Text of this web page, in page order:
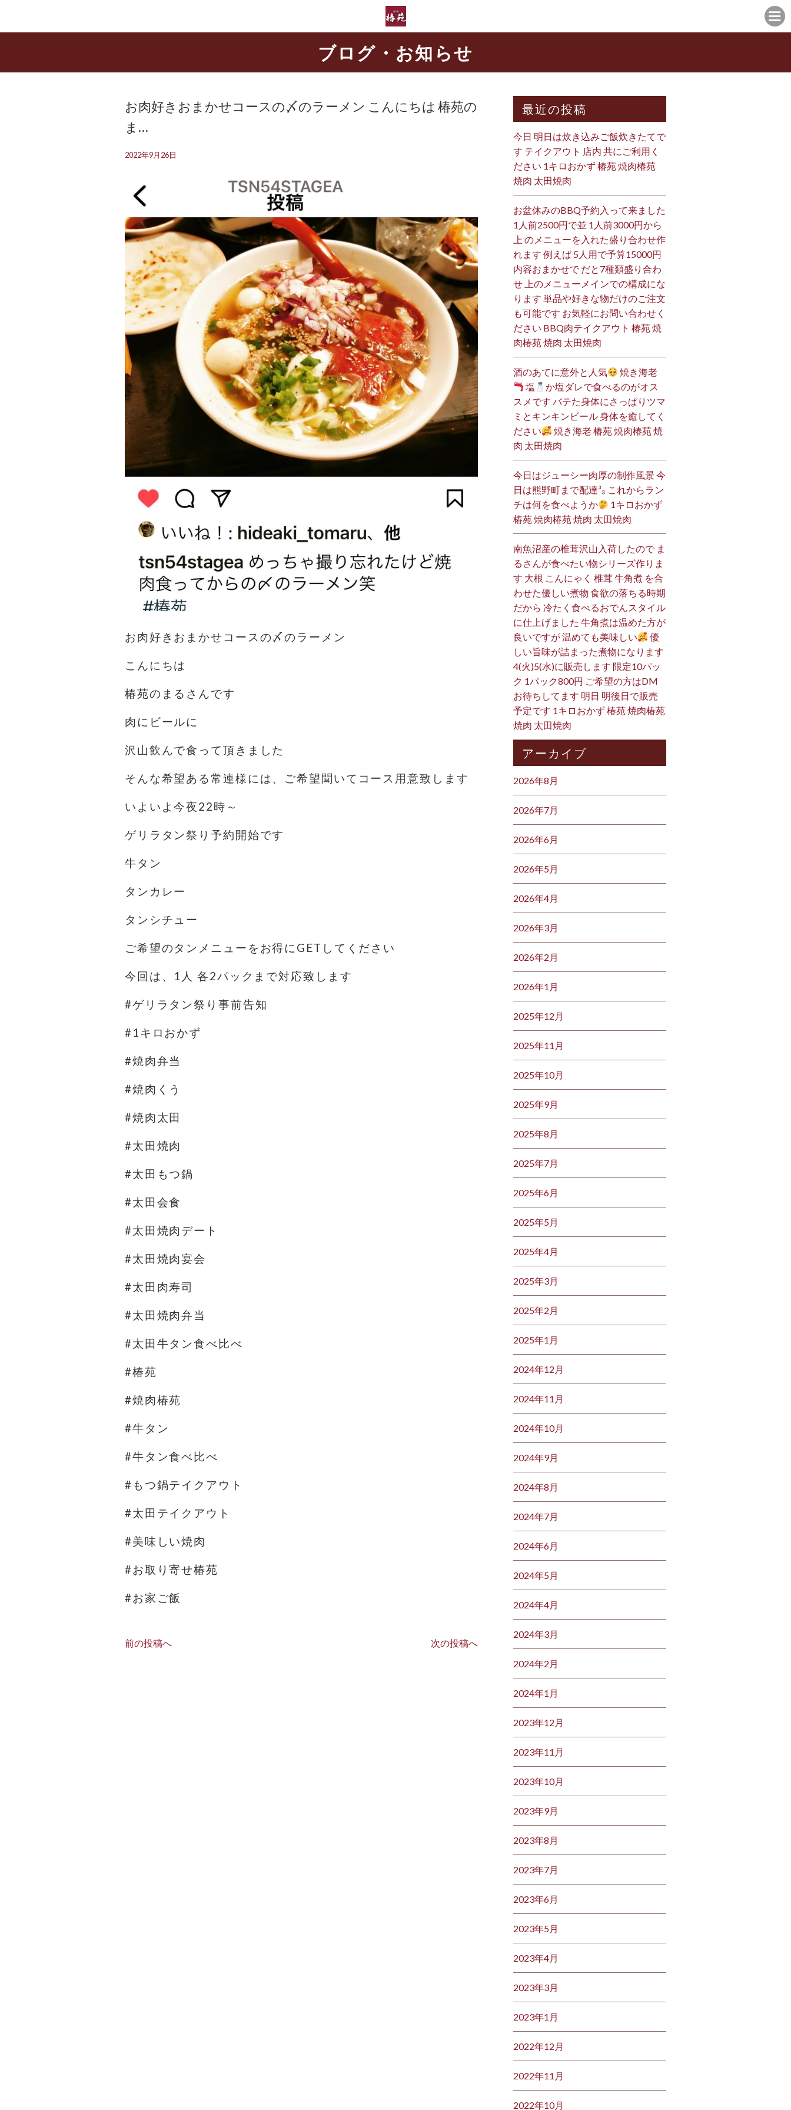
ブログ・お知らせ
お肉好きおまかせコースの〆のラーメン こんにちは️ 椿苑の
ま…
2022年9月26日
お肉好きおまかせコースの〆のラーメン
こんにちは️
椿苑のまるさんです
肉にビールに
沢山飲んで食って頂きました
そんな希望ある常連様には、ご希望聞いてコース用意致します
いよいよ今夜22時～
ゲリラタン祭り予約開始です
牛タン
タンカレー
タンシチュー
ご希望のタンメニューをお得にGETしてください
今回は、1人 各2パックまで対応致します
#ゲリラタン祭り事前告知
#1キロおかず
#焼肉弁当
#焼肉くう
#焼肉太田
#太田焼肉
#太田もつ鍋
#太田会食
#太田焼肉デート
#太田焼肉宴会
#太田肉寿司
#太田焼肉弁当
#太田牛タン食べ比べ
#椿苑
#焼肉椿苑
#牛タン
#牛タン食べ比べ
#もつ鍋テイクアウト
#太田テイクアウト
#美味しい焼肉
#お取り寄せ椿苑
#お家ご飯
前の投稿へ 次の投稿へ
最近の投稿
今日 明日は炊き込みご飯炊きたてで
す テイクアウト 店内 共にご利用く
ださい 1キロおかず 椿苑 焼肉椿苑
焼肉 太田焼肉
お盆休みのBBQ予約入って来ました
1人前2500円で並 1人前3000円から
上 のメニューを入れた盛り合わせ作
れます 例えば 5人用で予算15000円
内容おまかせで だと7種類盛り合わ
せ 上のメニューメインでの構成にな
ります 単品や好きな物だけのご注文
も可能です お気軽にお問い合わせく
ださい BBQ肉テイクアウト 椿苑 焼
肉椿苑 焼肉 太田焼肉
酒のあてに意外と人気
焼き海老
塩
か塩ダレで食べるのがオス
スメです バテた身体にさっぱりツマ
ミとキンキンビール 身体を癒してく
ださい
焼き海老 椿苑 焼肉椿苑 焼
肉 太田焼肉
今日はジューシー肉厚の制作風景 今
日は熊野町まで配達³₃ これからラン
チは何を食べようか
1キロおかず
椿苑 焼肉椿苑 焼肉 太田焼肉
南魚沼産の椎茸沢山入荷したので ま
るさんが食べたい物シリーズ作りま
す 大根 こんにゃく 椎茸 牛角煮 を合
わせた優しい煮物 食欲の落ちる時期
だから 冷たく食べるおでんスタイル
に仕上げました 牛角煮は温めた方が
良いですが 温めても美味しい
優
しい旨味が詰まった煮物になります
4(火)5(水)に販売します 限定10パッ
ク 1パック800円 ご希望の方はDM
お待ちしてます 明日 明後日で販売
予定です 1キロおかず 椿苑 焼肉椿苑
焼肉 太田焼肉
アーカイブ
2026年8月
2026年7月
2026年6月
2026年5月
2026年4月
2026年3月
2026年2月
2026年1月
2025年12月
2025年11月
2025年10月
2025年9月
2025年8月
2025年7月
2025年6月
2025年5月
2025年4月
2025年3月
2025年2月
2025年1月
2024年12月
2024年11月
2024年10月
2024年9月
2024年8月
2024年7月
2024年6月
2024年5月
2024年4月
2024年3月
2024年2月
2024年1月
2023年12月
2023年11月
2023年10月
2023年9月
2023年8月
2023年7月
2023年6月
2023年5月
2023年4月
2023年3月
2023年1月
2022年12月
2022年11月
2022年10月